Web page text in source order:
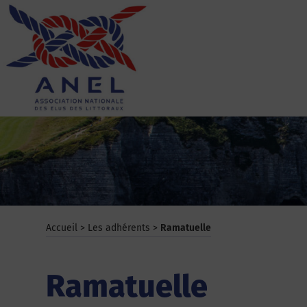
Aller
contenu
ANEL
Accueil > Les adhérents > Ramatuelle
Ramatuelle